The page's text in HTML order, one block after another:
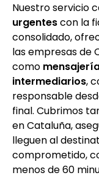
Nuestro servicio
urgentescon la
consolidado,
las empresas de
como
intermediarios,
responsable
final. Cubrimos
en Cataluña,
lleguen al
comprometido,
menos de 60